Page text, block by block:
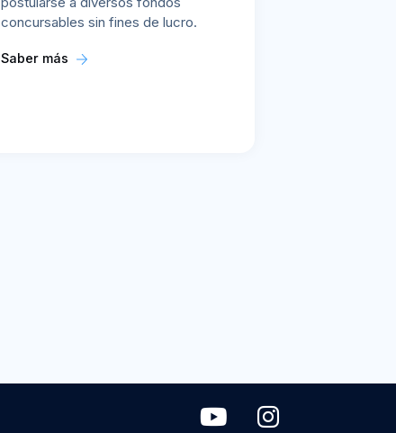
concursables sin fines de lucro.
Saber más